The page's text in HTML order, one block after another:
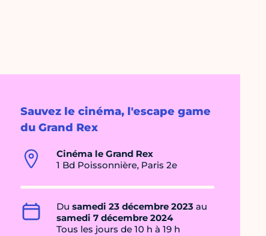
Sauvez le cinéma, l'escape game
du Grand Rex
Cinéma le Grand Rex
1 Bd Poissonnière, Paris 2e
Du samedi 23 décembre 2023 au
samedi 7 décembre 2024
Tous les jours de 10 h à 19 h